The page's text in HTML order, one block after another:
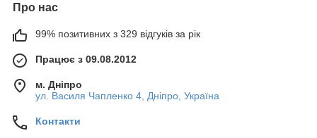
Про нас
99% позитивних з 329 відгуків за рік
Працює з 09.08.2012
м. Дніпро
ул. Василя Чапленко 4, Дніпро, Україна
Контакти